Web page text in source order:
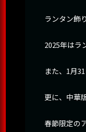
ランタン飾
2025年はラ
また、1月
更に、中華
春節限定の